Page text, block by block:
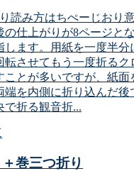
読み方はちぺーじおり
の仕上がりが8ページと
します。用紙を一度半分
転させてもう一度折るク
ことが多いですが、紙面
端を内側に折り込んだ後
で折る観音折...
巻三つ折り